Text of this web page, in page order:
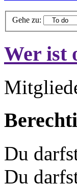
Gehe zu:
Wer ist
Du
Du